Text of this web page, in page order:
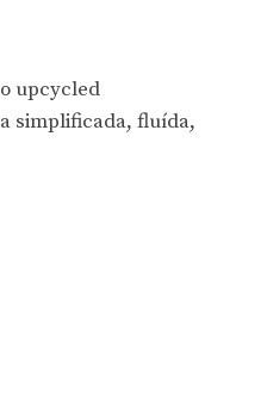
upcycled
simplificada, fluída,